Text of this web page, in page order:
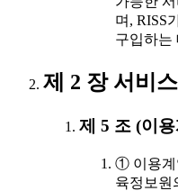
며, RISS
구입하는
제 2 장 서비
제 5 조 (이
① 이용계
육정보원